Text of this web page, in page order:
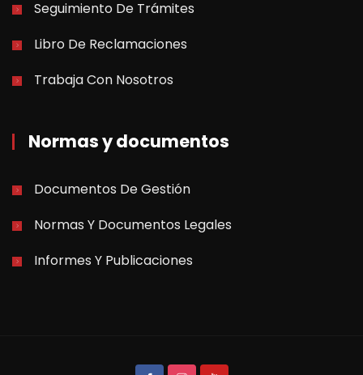
Seguimiento De Trámites
Libro De Reclamaciones
Trabaja Con Nosotros
Normas y documentos
Documentos De Gestión
Normas Y Documentos Legales
Informes Y Publicaciones